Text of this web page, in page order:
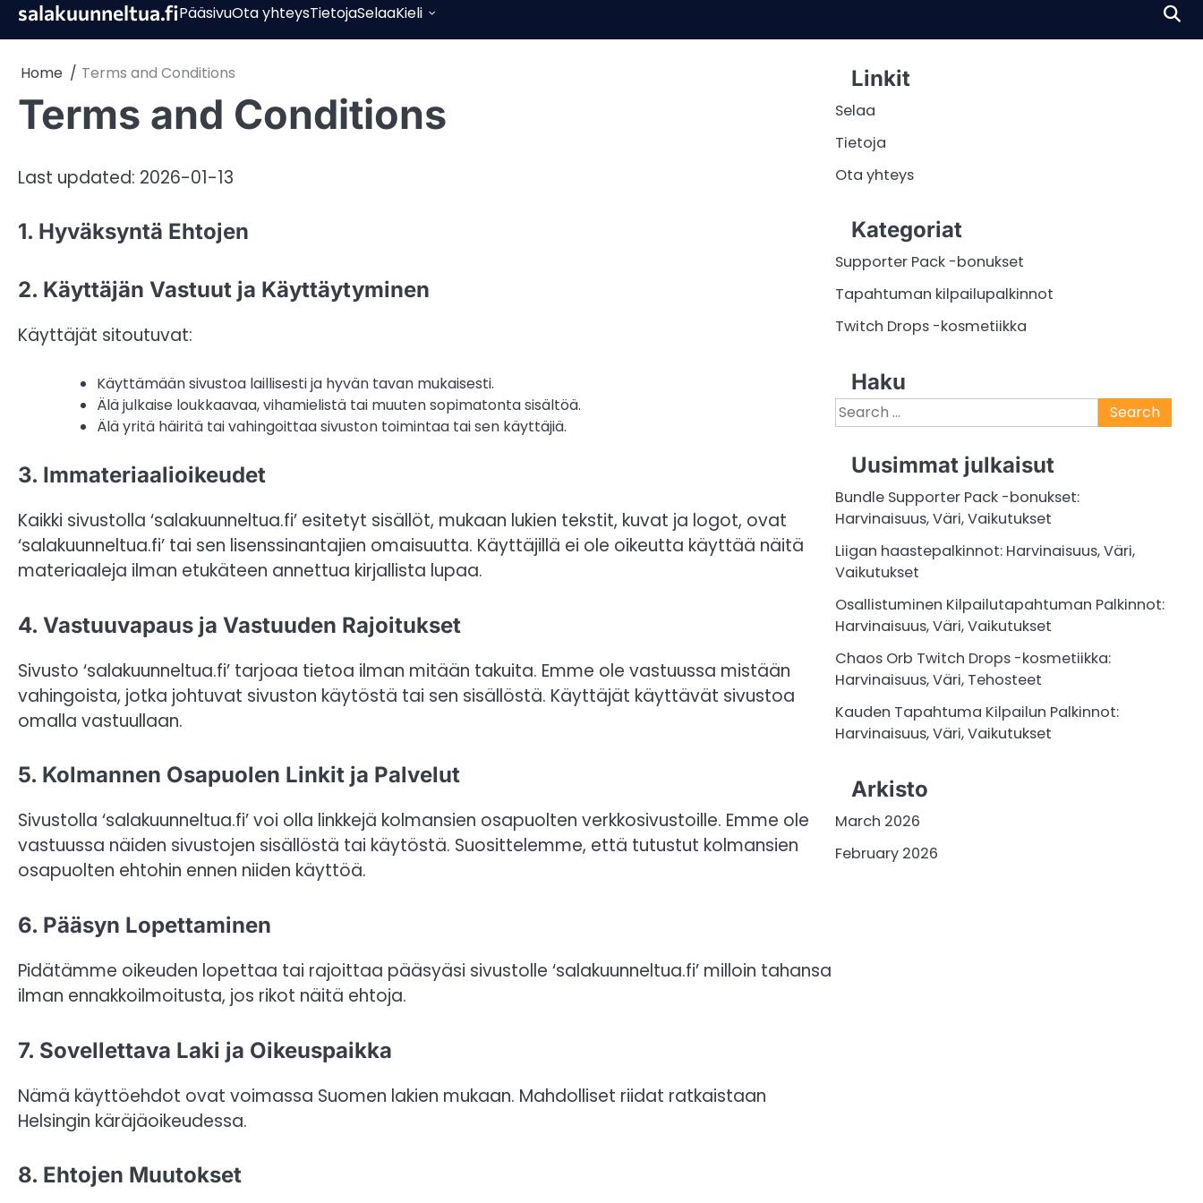
Skipsalakuunneltua.fiPääsivuOta yhteysTietojaSelaaKieli
Home Terms and Conditions
Terms and Conditions
Last updated: 2026-01-13
1. Hyväksyntä Ehtojen
2. Käyttäjän Vastuut ja Käyttäytyminen
Käyttäjät sitoutuvat:
Käyttämään sivustoa laillisesti ja hyvän tavan mukaisesti.
Älä julkaise loukkaavaa, vihamielistä tai muuten sopimatonta sisältöä.
Älä yritä häiritä tai vahingoittaa sivuston toimintaa tai sen käyttäjiä.
3. Immateriaalioikeudet
Kaikki sivustolla ‘salakuunneltua.fi’ esitetyt sisällöt, mukaan lukien tekstit, kuvat ja logot, ovat
‘salakuunneltua.fi’ tai sen lisenssinantajien omaisuutta. Käyttäjillä ei ole oikeutta käyttää näitä
materiaaleja ilman etukäteen annettua kirjallista lupaa.
4. Vastuuvapaus ja Vastuuden Rajoitukset
Sivusto ‘salakuunneltua.fi’ tarjoaa tietoa ilman mitään takuita. Emme ole vastuussa mistään
vahingoista, jotka johtuvat sivuston käytöstä tai sen sisällöstä. Käyttäjät käyttävät sivustoa
omalla vastuullaan.
5. Kolmannen Osapuolen Linkit ja Palvelut
Sivustolla ‘salakuunneltua.fi’ voi olla linkkejä kolmansien osapuolten verkkosivustoille. Emme ole
vastuussa näiden sivustojen sisällöstä tai käytöstä. Suosittelemme, että tutustut kolmansien
osapuolten ehtohin ennen niiden käyttöä.
6. Pääsyn Lopettaminen
Pidätämme oikeuden lopettaa tai rajoittaa pääsyäsi sivustolle ‘salakuunneltua.fi’ milloin tahansa
ilman ennakkoilmoitusta, jos rikot näitä ehtoja.
7. Sovellettava Laki ja Oikeuspaikka
Nämä käyttöehdot ovat voimassa Suomen lakien mukaan. Mahdolliset riidat ratkaistaan
Helsingin käräjäoikeudessa.
8. Ehtojen Muutokset
Linkit
Selaa
Tietoja
Ota yhteys
Kategoriat
Supporter Pack -bonukset
Tapahtuman kilpailupalkinnot
Twitch Drops -kosmetiikka
Haku
Search
for:
Uusimmat julkaisut
Bundle Supporter Pack -bonukset:
Harvinaisuus, Väri, Vaikutukset
Liigan haastepalkinnot: Harvinaisuus, Väri,
Vaikutukset
Osallistuminen Kilpailutapahtuman Palkinnot:
Harvinaisuus, Väri, Vaikutukset
Chaos Orb Twitch Drops -kosmetiikka:
Harvinaisuus, Väri, Tehosteet
Kauden Tapahtuma Kilpailun Palkinnot:
Harvinaisuus, Väri, Vaikutukset
Arkisto
March 2026
February 2026